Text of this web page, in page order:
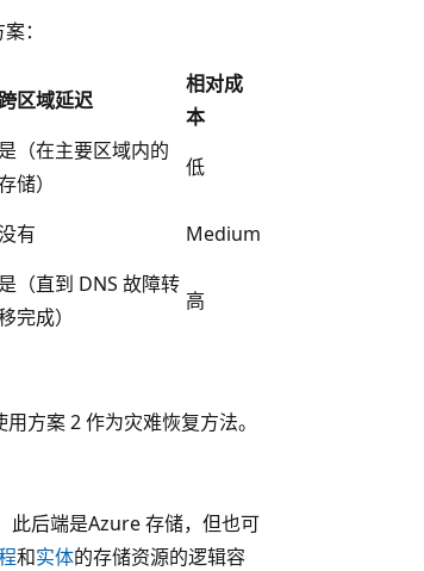
：
区域延迟
相对成
本
是（在主要区域内的
储）
低
有
Medium
是（直到 DNS 故障转
完成）
高
方案 2 作为灾难恢复方法。
此后端是Azure 存储，但也可
和实体的存储资源的逻辑容